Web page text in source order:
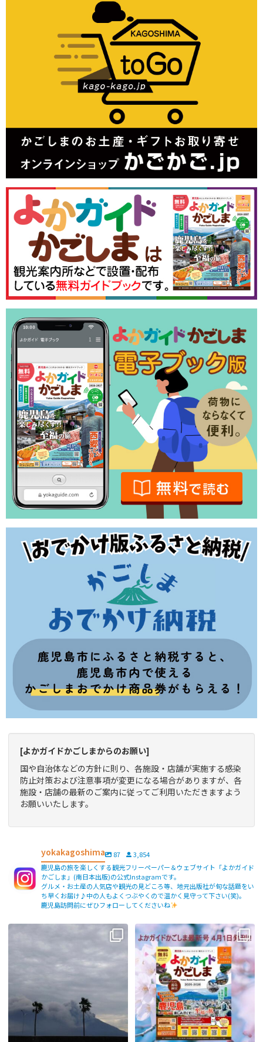
[よかガイドかごしまからのお願い]
国や自治体などの方針に則り、各施設・店舗が実施する感染
防止対策および注意事項が変更になる場合がありますが、各
施設・店舗の最新のご案内に従ってご利用いただきますよう
お願いいたします。
yokakagoshima 87
3,854
鹿児島の旅を楽しくする観光フリーペーパー＆ウェブサイト「よかガイド
かごしま」(南日本出版)の公式Instagramです。
グルメ・お土産の人気店や観光の見どころ等、地元出版社が旬な話題をい
ち早くお届け♪中の人もよくつぶやくので温かく見守って下さい(笑)。
鹿児島訪問前にぜひフォローしてくださいね
【fromよかガイド】〜鹿児島観光の よかガイド最新号、ぜひご覧くださ
い
【fromよかガイド】
...
77 2